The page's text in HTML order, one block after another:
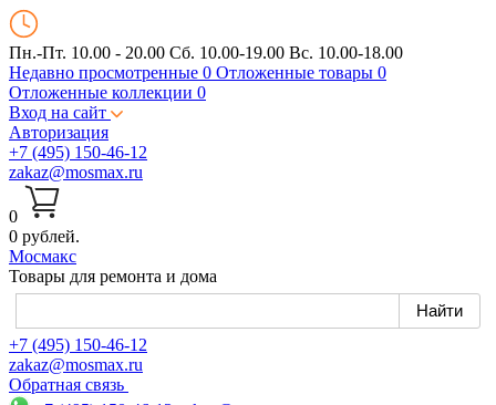
Пн.-Пт. 10.00 - 20.00 Сб. 10.00-19.00 Вс. 10.00-18.00
Недавно просмотренные 0 Отложенные товары 0
Отложенные коллекции 0
Вход на сайт
Авторизация
+7 (495) 150-46-12
zakaz@mosmax.ru
0
0 рублей.
Мосмакс
Товары для ремонта и дома
+7 (495) 150-46-12
zakaz@mosmax.ru
Обратная связь